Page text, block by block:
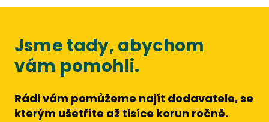
Jsme tady, abychom
vám pomohli.
Rádi vám pomůžeme najít dodavatele, se
kterým ušetříte až tisíce korun ročně.